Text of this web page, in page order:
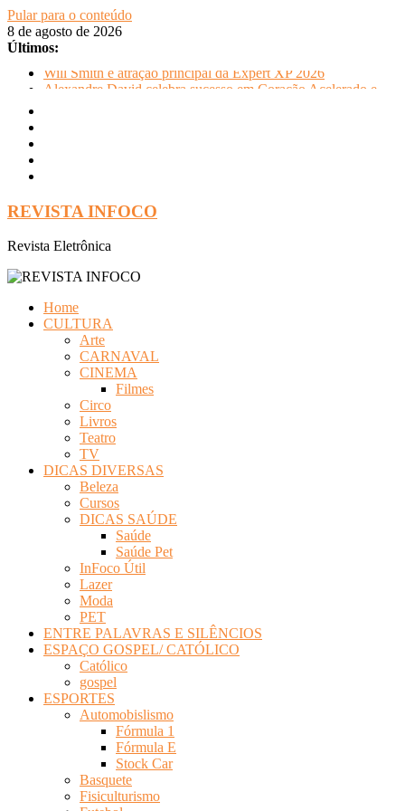
Pular para o conteúdo
8 de agosto de 2026
Últimos:
Will Smith é atração principal da Expert XP 2026
Alexandre David celebra sucesso em Coração Acelerado e
descontração
Oficinas gratuitas no Museu Nacional apresentam o processo
criativo do artista Vik Muniz
REVISTA INFOCO
Revista Eletrônica
Home
CULTURA
Arte
CARNAVAL
CINEMA
Filmes
Circo
Livros
Teatro
TV
DICAS DIVERSAS
Beleza
Cursos
DICAS SAÚDE
Saúde
Saúde Pet
InFoco Útil
Lazer
Moda
PET
ENTRE PALAVRAS E SILÊNCIOS
ESPAÇO GOSPEL/ CATÓLICO
Católico
gospel
ESPORTES
Automobislismo
Fórmula 1
Fórmula E
Stock Car
Basquete
Fisiculturismo